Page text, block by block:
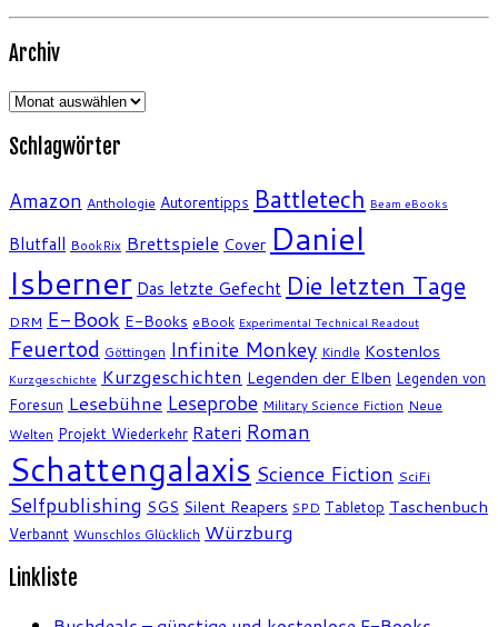
Archiv
Archiv
Schlagwörter
Amazon Anthologie Autorentipps Battletech Beam eBooks
Blutfall BookRix Brettspiele Cover Daniel
Isberner Das letzte Gefecht Die letzten Tage
DRM E-Book E-Books eBook Experimental Technical Readout
Feuertod Göttingen Infinite Monkey Kindle Kostenlos
Kurzgeschichte Kurzgeschichten Legenden der Elben Legenden von
Foresun Lesebühne Leseprobe Military Science Fiction Neue
Welten Projekt Wiederkehr Rateri Roman
Schattengalaxis Science Fiction SciFi
Selfpublishing SGS Silent Reapers SPD Tabletop Taschenbuch
Verbannt Wunschlos Glücklich Würzburg
Linkliste